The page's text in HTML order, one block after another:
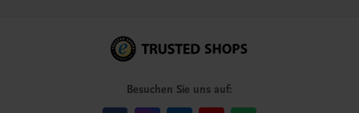
Besuchen Sie uns auf: